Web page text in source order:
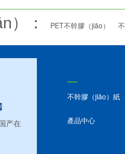
）： PET不幹膠（jiāo）
产在
不幹膠（jiāo）紙
產品中心